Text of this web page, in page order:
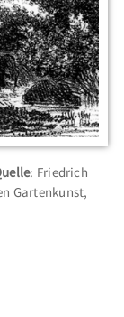
: Friedrich
Gartenkunst,